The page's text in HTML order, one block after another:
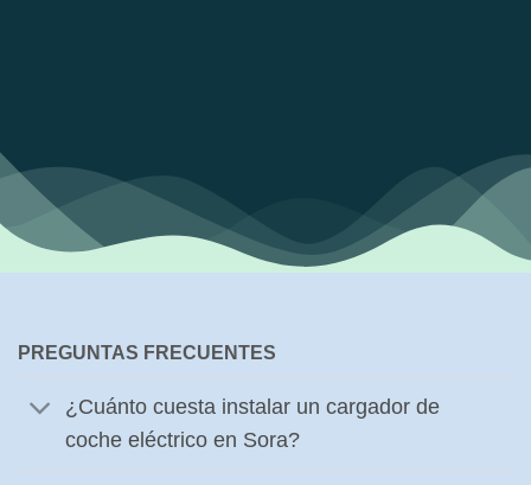
PREGUNTAS FRECUENTES
¿Cuánto cuesta instalar un cargador de
coche eléctrico en Sora?